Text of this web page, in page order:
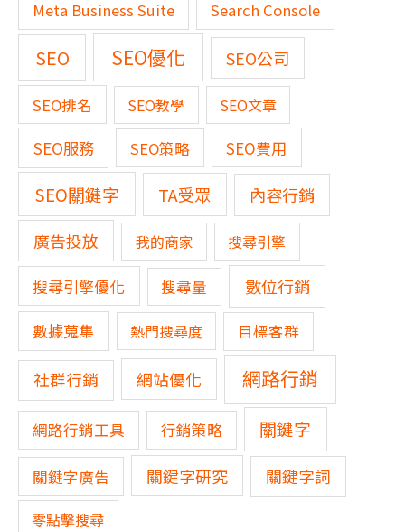
Meta Business Suite
Search Console
SEO SEO優化 SEO公司
SEO排名 SEO教學 SEO文章
SEO服務 SEO策略 SEO費用
SEO關鍵字 TA受眾
內容行銷
廣告投放
我的商家 搜尋引擎
搜尋引擎優化 搜尋量 數位行銷
數據蒐集 熱門搜尋度 目標客群
社群行銷 網站優化 網路行銷
網路行銷工具 行銷策略 關鍵字
關鍵字廣告 關鍵字研究 關鍵字詞
零點擊搜尋